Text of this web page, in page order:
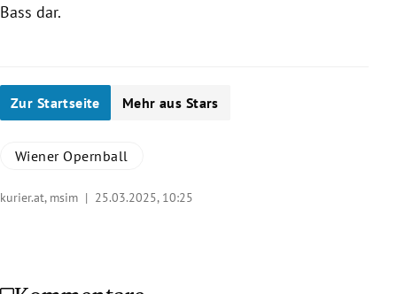
Bass dar.
Zur Startseite Mehr aus Stars
Wiener Opernball
kurier.at, msim | 25.03.2025, 10:25